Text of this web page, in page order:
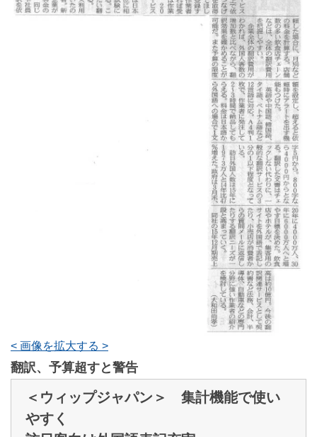
< 画像を拡大する >
翻訳、予算超すと警告
＜ウィップジャパン＞ 集計機能で使い
やすく